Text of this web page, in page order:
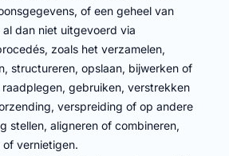
of een geheel van
al dan niet uitgevoerd via
zoals het verzamelen,
structureren, opslaan, bijwerken of
gebruiken, verstrekken
verspreiding of op andere
stellen, aligneren of combineren,
of vernietigen.